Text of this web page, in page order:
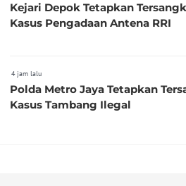
Kejari Depok Tetapkan
Kasus Pengadaan Antena RRI
4 jam lalu
Polda Metro Jaya Tetapkan
Kasus Tambang Ilegal